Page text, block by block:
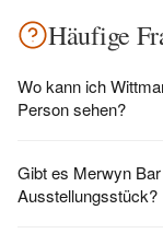
Häufige
Wo kann ich
Person sehen?
Gibt es Merwyn
Ausstellungsstück?